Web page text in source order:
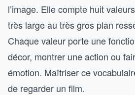
l’image. Elle compte huit
très large au très gros plan
Chaque valeur porte une
décor, montrer une action ou
émotion. Maîtriser ce
de regarder un film.